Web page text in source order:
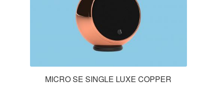
MICRO SE SINGLE LUXE COPPER